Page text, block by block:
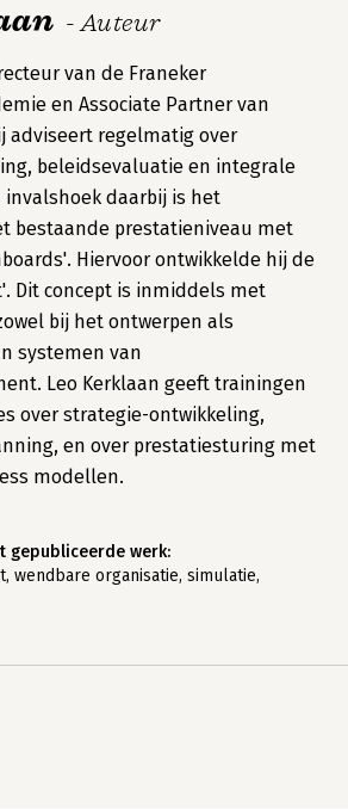
- Auteur
van de Franeker
en Associate Partner van
adviseert regelmatig over
beleidsevaluatie en integrale
invalshoek daarbij is het
bestaande prestatieniveau met
Hiervoor ontwikkelde hij de
Dit concept is inmiddels met
bij het ontwerpen als
systemen van
Leo Kerklaan geeft trainingen
over strategie-ontwikkeling,
en over prestatiesturing met
modellen.
gepubliceerde werk:
wendbare organisatie, simulatie,